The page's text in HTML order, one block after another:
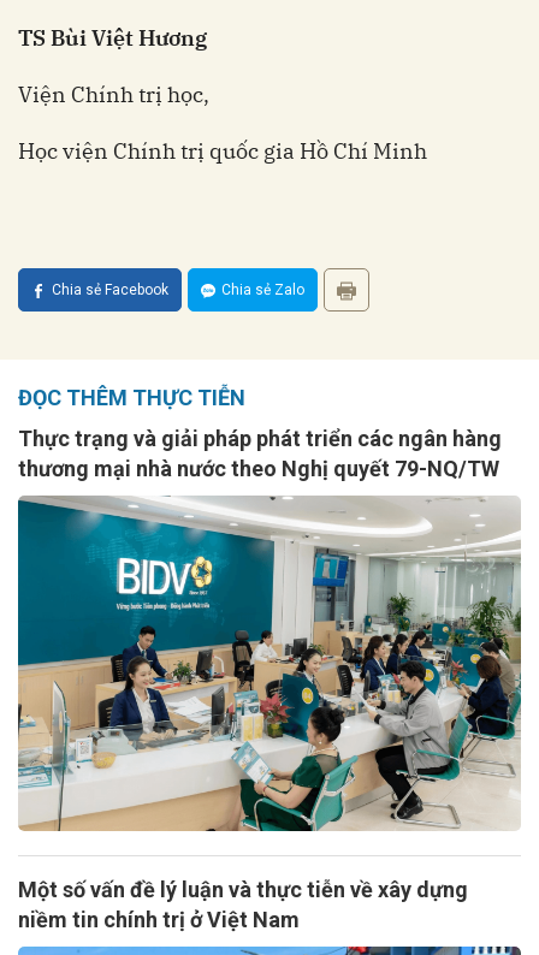
TS Bùi Việt Hương
Viện Chính trị học,
Học viện Chính trị quốc gia Hồ Chí Minh
Chia sẻ Facebook Chia sẻ Zalo
ĐỌC THÊM THỰC TIỄN
Thực trạng và giải pháp phát triển các ngân hàng
thương mại nhà nước theo Nghị quyết 79-NQ/TW
Một số vấn đề lý luận và thực tiễn về xây dựng
niềm tin chính trị ở Việt Nam